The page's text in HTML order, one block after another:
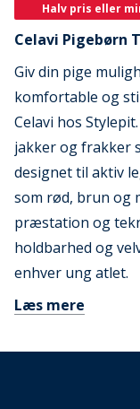
Halv pris eller
Celavi
Giv din pige
komfortable og
Celavi hos
jakker og frakker
designet til aktiv
som rød, brun og
præstation og
holdbarhed og
enhver ung atlet.
Læs mere